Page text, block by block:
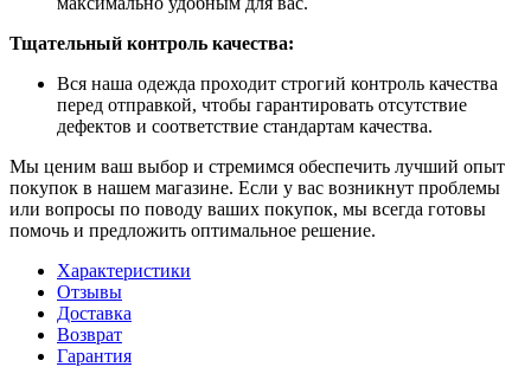
Тщательный контроль качества:
Вся наша одежда проходит строгий контроль качества
перед отправкой, чтобы гарантировать отсутствие
дефектов и соответствие стандартам качества.
Мы ценим ваш выбор и стремимся обеспечить лучший опыт
покупок в нашем магазине. Если у вас возникнут проблемы
или вопросы по поводу ваших покупок, мы всегда готовы
помочь и предложить оптимальное решение.
Характеристики
Отзывы
Доставка
Возврат
Гарантия